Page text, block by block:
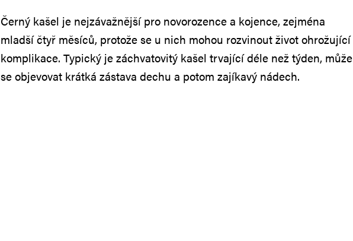
Černý kašel je nejzávažnější pro novorozence a kojence, zejména
mladší čtyř měsíců, protože se u nich mohou rozvinout život ohrožující
komplikace. Typický je záchvatovitý kašel trvající déle než týden, může
se objevovat krátká zástava dechu a potom zajíkavý nádech.